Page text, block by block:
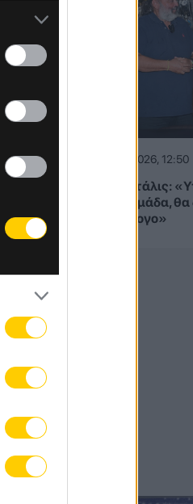
06.08.2026, 12:50
Μίλαν Βιτάλις:
για την ομάδα,
τον σύλλογο»